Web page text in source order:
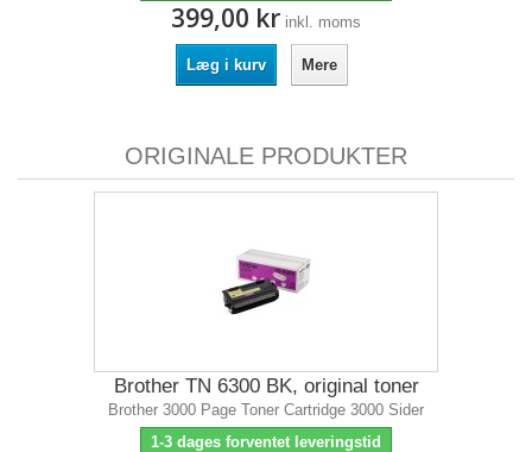
399,00 kr inkl. moms
Læg i kurv Mere
ORIGINALE PRODUKTER
Brother TN 6300 BK, original toner
Brother 3000 Page Toner Cartridge 3000 Sider
1-3 dages forventet leveringstid